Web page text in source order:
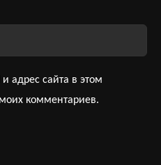
адрес сайта в этом
комментариев.